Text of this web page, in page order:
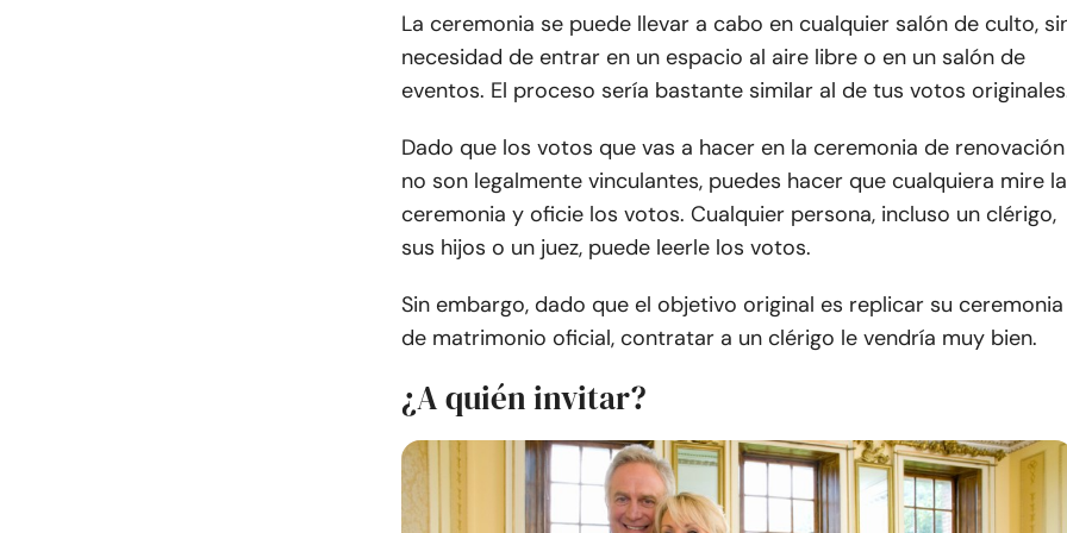
La ceremonia se puede llevar a cabo en cualquier salón de culto,
necesidad de entrar en un espacio al aire libre o en un salón de
eventos. El proceso sería bastante similar al de tus votos
Dado que los votos que vas a hacer en la ceremonia de renovación
no son legalmente vinculantes, puedes hacer que cualquiera mire la
ceremonia y oficie los votos. Cualquier persona, incluso un clérigo,
sus hijos o un juez, puede leerle los votos.
Sin embargo, dado que el objetivo original es replicar su ceremonia
de matrimonio oficial, contratar a un clérigo le vendría muy bien.
¿A quién invitar?